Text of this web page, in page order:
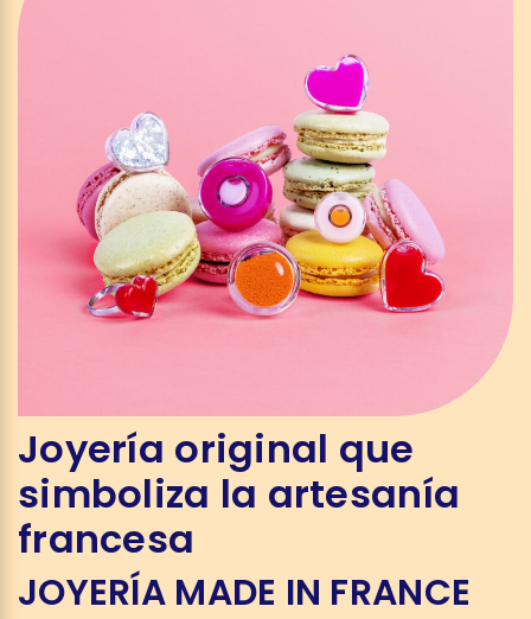
Joyería original que
simboliza la artesanía
francesa
JOYERÍA MADE IN FRANCE